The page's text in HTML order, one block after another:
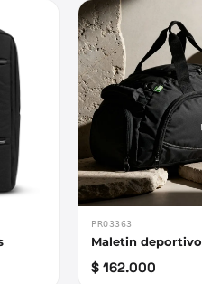
PRO3363
Maletin
$ 162.000